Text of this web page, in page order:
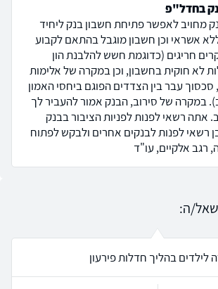
בחדל"פ
מחויב לאפשר פתיחת חשבון בנק ליחיד
אשראי וכן חשבון מוגבל בהתאם לקבוע
חריגים (כדוגמת חשש להלבנת הון
לא חוקית בחשבון, וכן במקרה של אלימות
סכסוך עבר בין הצדדים הפוגם ביחסי האמון
במקרה של סירוב, הבנק אמור להעביר לך
רשאי לפנות לפניות הציבור בבנק
רשאי לפנות לבנקים אחרים ולבקש לפתוח
רגב אלקיים, עו"ד
שאל/ה:
לילדים בהליך חדלות פירעון